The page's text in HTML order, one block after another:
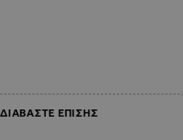
ΔΙΑΒΑΣΤΕ ΕΠΙΣΗΣ